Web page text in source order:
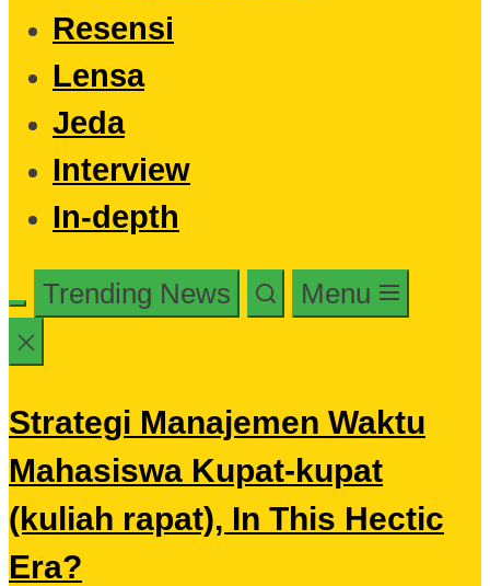
Resensi
Lensa
Jeda
Interview
In-depth
Trending News Menu
Strategi Manajemen Waktu
Mahasiswa Kupat-kupat
(kuliah rapat), In This Hectic
Era?